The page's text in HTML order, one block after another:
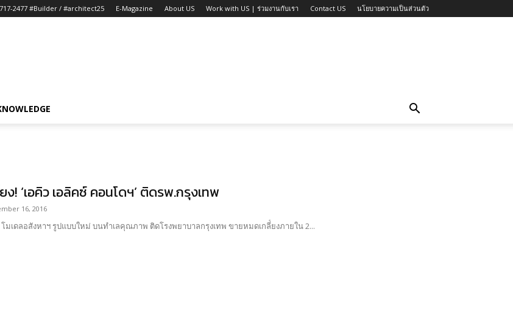
2477 #Builder / #architect25 E-Magazine About US Work with US | ร่วมงานกับเรา Contact US นโยบายความเป็นส่วนตัว
! ‘เอคิว เอลิคซ์ คอนโดฯ’ ติดรพ.กรุงเทพ
16, 2016
มเดลอสังหาฯ รูปแบบใหม่ บนทำเลคุณภาพ ติดโรงพยาบาลกรุงเทพ ขายหมดเกลี่้ยงภายใน 2...